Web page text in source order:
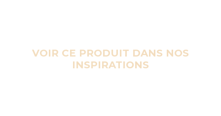
VOIR CE PRODUIT DANS NOS
INSPIRATIONS